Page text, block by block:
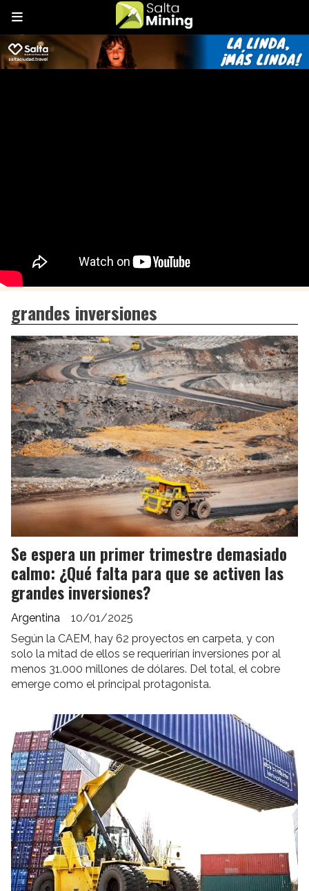
grandes inversiones
Se espera un primer trimestre demasiado
calmo: ¿Qué falta para que se activen las
grandes inversiones?
Argentina
10/01/2025
Según la CAEM, hay 62 proyectos en carpeta, y con
solo la mitad de ellos se requerirían inversiones por al
menos 31.000 millones de dólares. Del total, el cobre
emerge como el principal protagonista.